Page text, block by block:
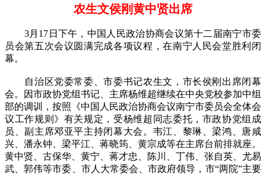
农生文侯刚黄中贤出席
3月17日下午，中国人民政治协商会议第十二届南宁市委
员会第五次会议圆满完成各项议程，在南宁人民会堂胜利闭
幕。
自治区党委常委、市委书记农生文，市长侯刚出席闭幕
会。因市政协党组书记、主席杨维超继续在中央党校参加中组
部的调训，按照《中国人民政治协商会议南宁市委员会全体会
议工作规则》有关规定，受杨维超同志委托，市政协党组成
员、副主席邓亚平主持闭幕大会。韦江、黎琳、梁鸿、唐咸
兴、潘永钟、梁平江、蒋晓筠、黄宗成等在主席台前排就座。
黄中贤、古保华、黄宁、蒋才忠、陈川、丁伟、张自英、尤易
武、郭伟等市委、市人大常委会、市政府领导，市“两院”主要